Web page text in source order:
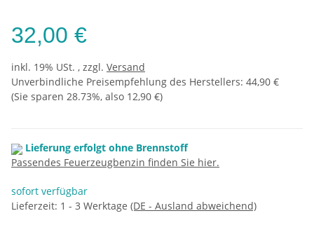
32,00 €
inkl. 19% USt. , zzgl. Versand
Unverbindliche Preisempfehlung des Herstellers: 44,90 €
(Sie sparen 28.73%, also 12,90 €)
Lieferung erfolgt ohne Brennstoff
Passendes Feuerzeugbenzin finden Sie hier.
sofort verfügbar
Lieferzeit: 1 - 3 Werktage (DE - Ausland abweichend)